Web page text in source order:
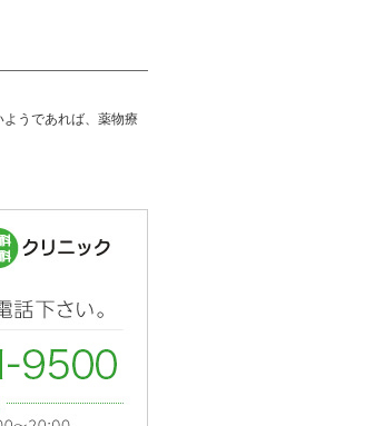
うであれば、薬物療